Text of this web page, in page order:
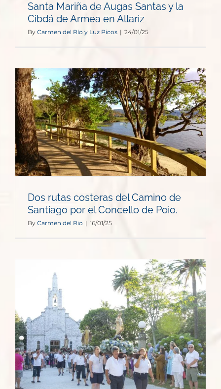
Santa Mariña de Augas Santas y la
Cibdá de Armea en Allariz
By Carmen del Río y Luz Picos | 24/01/25
Dos rutas costeras del Camino de
Santiago por el Concello de Poio.
By Carmen del Rio | 16/01/25